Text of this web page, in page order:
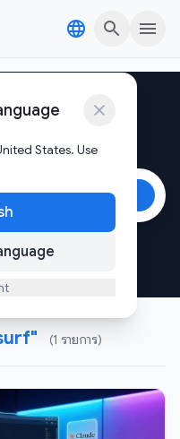
States. Use
รนด์ล่าสุด
ค้นหา
อยน์,หาเงินออนไลน์
(1 รายการ)